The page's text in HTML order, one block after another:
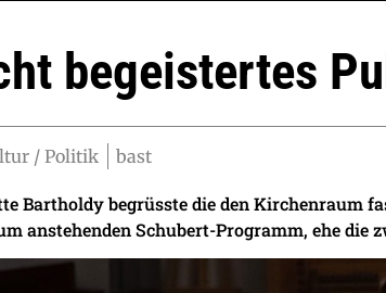
begeistertes
/ Politik bast
Bartholdy begrüsste die den Kirchenraum
anstehenden Schubert-Programm, ehe die